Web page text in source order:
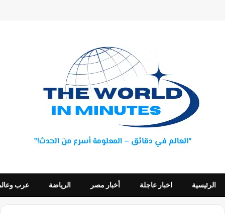
الرئيسية اخبار عاجلة أخبار مصر الرياضة عرب